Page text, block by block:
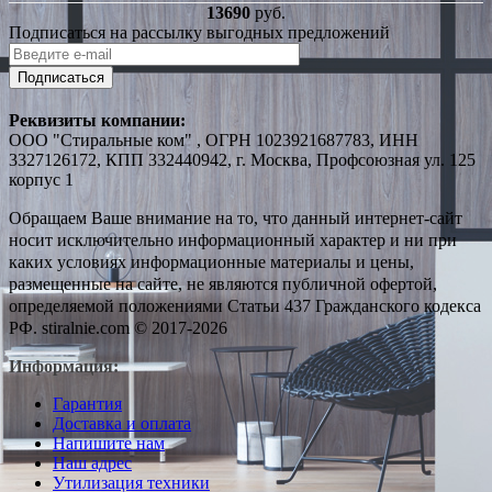
13690 руб.
Подписаться на рассылку выгодных предложений
Подписаться
Реквизиты компании:
ООО "Стиральные ком" , ОГРН 1023921687783, ИНН
3327126172, КПП 332440942, г. Москва, Профсоюзная ул. 125
корпус 1
Обращаем Ваше внимание на то, что данный интернет-сайт
носит исключительно информационный характер и ни при
каких условиях информационные материалы и цены,
размещенные на сайте, не являются публичной офертой,
определяемой положениями Статьи 437 Гражданского кодекса
РФ. stiralnie.com © 2017-2026
Информация:
Гарантия
Доставка и оплата
Напишите нам
Наш адрес
Утилизация техники